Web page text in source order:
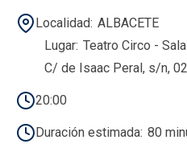
Localidad ALBACETE
Lugar Teatro Circo -
C/ de Isaac Peral, s/n,
20:00
Duración estimada 80